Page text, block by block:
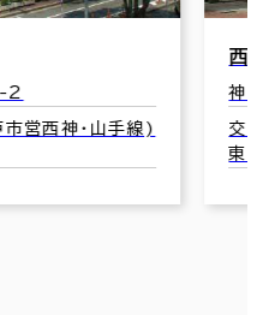
2
営西神・山手線)
西
神
交
東